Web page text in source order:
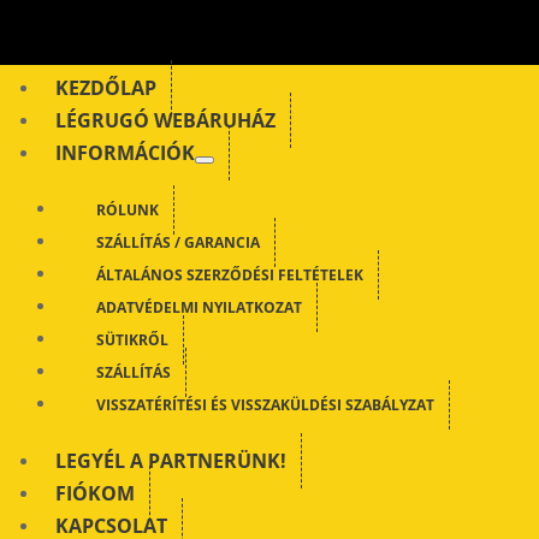
KEZDŐLAP
LÉGRUGÓ WEBÁRUHÁZ
INFORMÁCIÓK
RÓLUNK
SZÁLLÍTÁS / GARANCIA
ÁLTALÁNOS SZERZŐDÉSI FELTÉTELEK
ADATVÉDELMI NYILATKOZAT
SÜTIKRŐL
SZÁLLÍTÁS
VISSZATÉRÍTÉSI ÉS VISSZAKÜLDÉSI SZABÁLYZAT
LEGYÉL A PARTNERÜNK!
FIÓKOM
KAPCSOLAT